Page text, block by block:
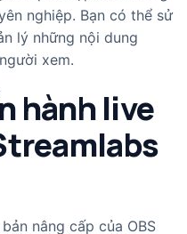
nghiệp. Bạn có thể sử
lý những nội dung
xem.
hành live
nâng cấp của OBS